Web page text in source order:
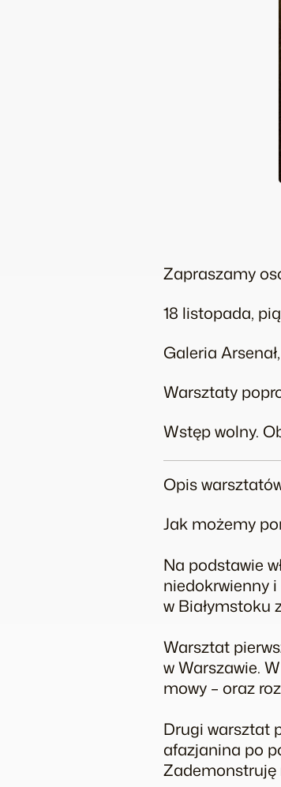
Zapraszamy
18 listopada,
Galeria
Warsztaty
Wstęp wolny.
Opis
Jak możemy
Na podstawie
niedokrwienny
w Białymstoku
Warsztat
w Warszawie.
mowy – oraz
Drugi warsztat
afazjanina po
Zademonstruję